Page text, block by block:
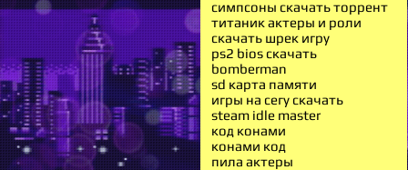
симпсоны скачать торрент
титаник актеры и роли
скачать шрек игру
ps2 bios скачать
bomberman
sd карта памяти
игры на сегу скачать
steam idle master
код конами
конами код
пила актеры